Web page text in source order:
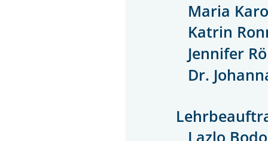
Maria
Katrin
Jennifer
Dr.